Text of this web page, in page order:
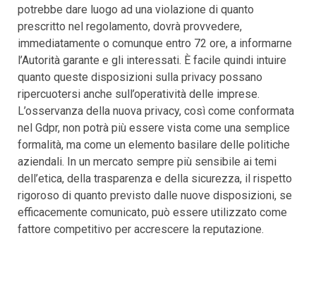
potrebbe dare luogo ad una violazione di quanto
prescritto nel regolamento, dovrà provvedere,
immediatamente o comunque entro 72 ore, a informarne
l’Autorità garante e gli interessati. È facile quindi intuire
quanto queste disposizioni sulla privacy possano
ripercuotersi anche sull’operatività delle imprese.
L’osservanza della nuova privacy, così come conformata
nel Gdpr, non potrà più essere vista come una semplice
formalità, ma come un elemento basilare delle politiche
aziendali. In un mercato sempre più sensibile ai temi
dell’etica, della trasparenza e della sicurezza, il rispetto
rigoroso di quanto previsto dalle nuove disposizioni, se
efficacemente comunicato, può essere utilizzato come
fattore competitivo per accrescere la reputazione.